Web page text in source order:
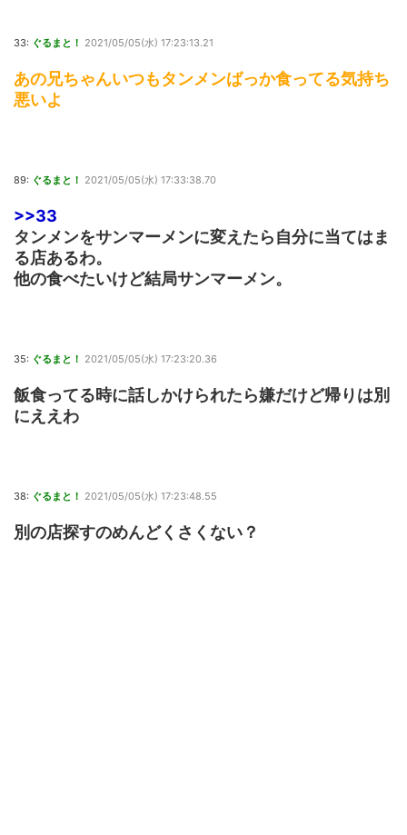
33: ぐるまと！ 2021/05/05(水) 17:23:13.21
あの兄ちゃんいつもタンメンばっか食ってる気持ち
悪いよ
89: ぐるまと！ 2021/05/05(水) 17:33:38.70
>>33
タンメンをサンマーメンに変えたら自分に当てはま
る店あるわ。
他の食べたいけど結局サンマーメン。
35: ぐるまと！ 2021/05/05(水) 17:23:20.36
飯食ってる時に話しかけられたら嫌だけど帰りは別
にええわ
38: ぐるまと！ 2021/05/05(水) 17:23:48.55
別の店探すのめんどくさくない？